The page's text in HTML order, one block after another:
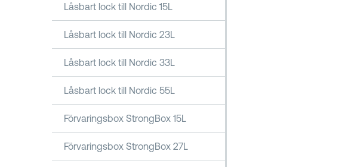
Låsbart lock till Nordic 15L
Låsbart lock till Nordic 23L
Låsbart lock till Nordic 33L
Låsbart lock till Nordic 55L
Förvaringsbox StrongBox 15L
Förvaringsbox StrongBox 27L